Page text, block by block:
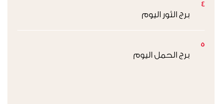
4
برج الثور اليوم
5
برج الحمل اليوم